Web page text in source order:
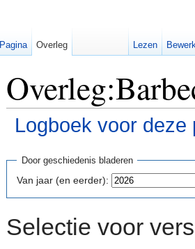
Logboek voor deze
Door geschiedenis bladeren
Van jaar (en eerder):
Selectie voor
Pagina Overleg Lezen